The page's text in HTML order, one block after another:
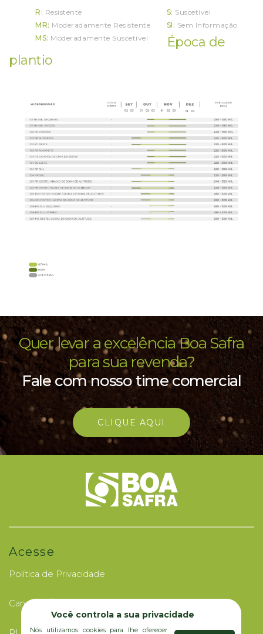
R: Resistente S: Suscetível
MR: Moderadamente Resistente SI: Sem Informação
MS: Moderadamente Suscetível
Época de
plantio
Quer levar a excelência Boa Safra
para sua revenda?
Fale com nosso time comercial
CLIQUE AQUI
Acesse
Política de Privacidade
Canal de Ética
Você controla a sua privacidade
Nós utilizamos cookies para lhe oferecer